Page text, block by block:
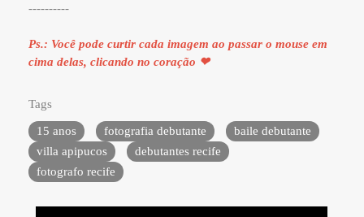
----------
Ps.: Você pode curtir cada imagem ao passar o mouse em
cima delas, clicando no coração ❤
Tags
15 anos fotografia debutante
baile debutante
villa apipucos
debutantes recife
fotografo recife